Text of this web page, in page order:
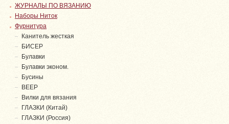
ЖУРНАЛЫ ПО ВЯЗАНИЮ
Наборы Ниток
Фурнитура
Канитель жесткая
БИСЕР
Булавки
Булавки эконом.
Бусины
ВЕЕР
Вилки для вязания
ГЛАЗКИ (Китай)
ГЛАЗКИ (Россия)